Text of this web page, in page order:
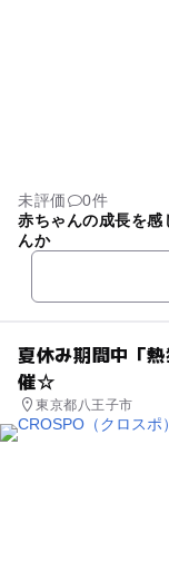
未評価
0件
赤ちゃんの成長を
んか
夏休み期間中「
催☆
東京都八王子市